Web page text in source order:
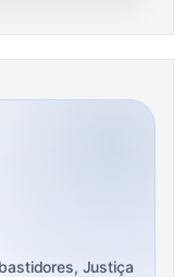
Justiça